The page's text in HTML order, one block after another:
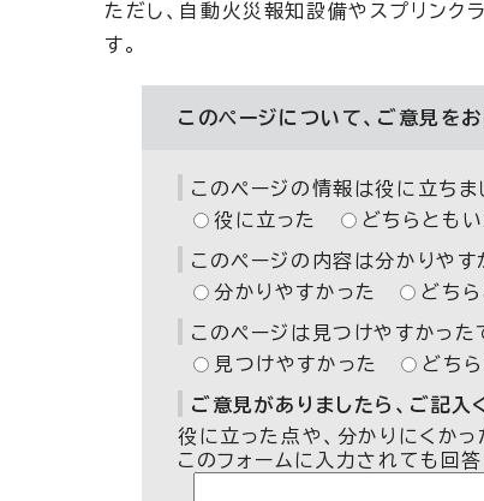
ただし、自動火災報知設備やスプリン
す。
このページについて、ご意見をお
このページの情報は役に立ちま
役に立った
どちらとも
このページの内容は分かりやす
分かりやすかった
どち
このページは見つけやすかった
見つけやすかった
どち
ご意見がありましたら、ご記入
役に立った点や、分かりにくか
このフォームに入力されても回